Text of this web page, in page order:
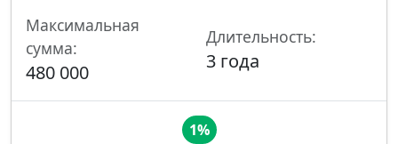
Максимальная
сумма:
480 000
Длительность:
3 года
1%